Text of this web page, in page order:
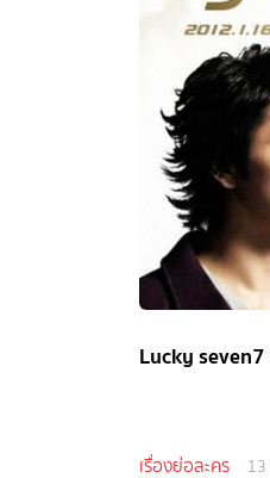
Lucky
เรื่องย่อละคร